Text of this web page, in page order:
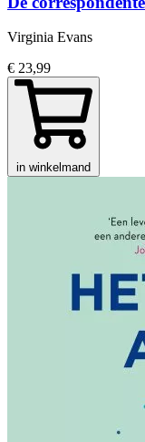
Virginia Evans
€ 23,99
in winkelmand